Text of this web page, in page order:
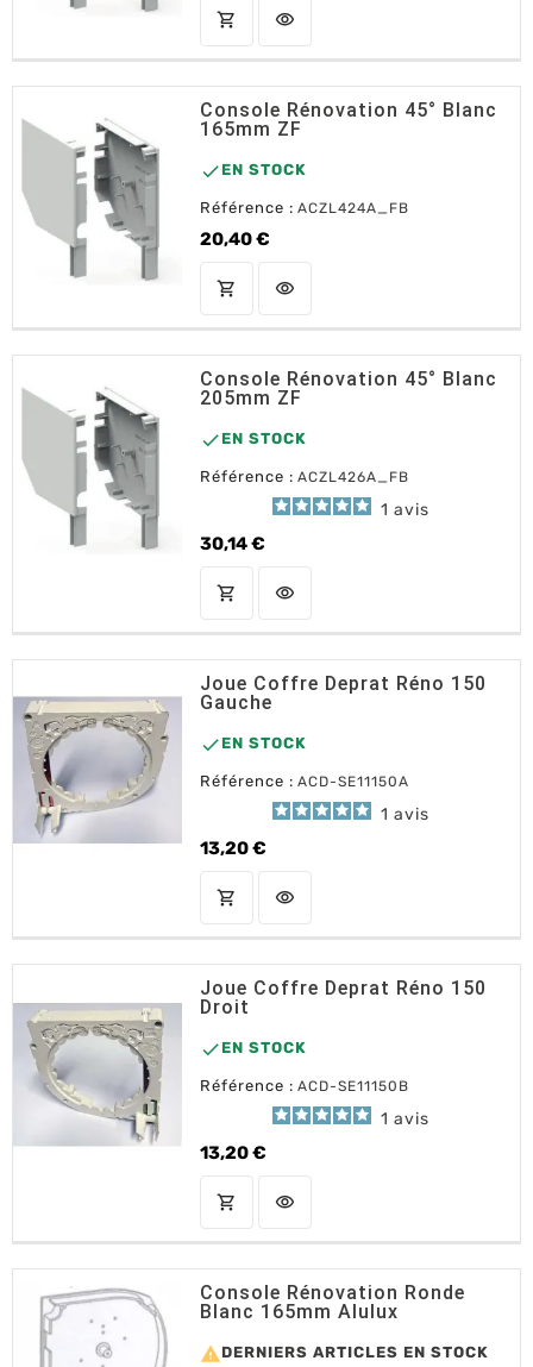
shopping_cart AJOUTER AU PANIER
visibility
Console Rénovation 45° Blanc
165mm ZF
 EN STOCK
Référence : ACZL424A_FB
20,40 €
Prix
shopping_cart AJOUTER AU PANIER
visibility
Console Rénovation 45° Blanc
205mm ZF
 EN STOCK
Référence : ACZL426A_FB
1 avis
30,14 €
Prix
shopping_cart AJOUTER AU PANIER
visibility
Joue Coffre Deprat Réno 150
Gauche
 EN STOCK
Référence : ACD-SE11150A
1 avis
13,20 €
Prix
shopping_cart AJOUTER AU PANIER
visibility
Joue Coffre Deprat Réno 150
Droit
 EN STOCK
Référence : ACD-SE11150B
1 avis
13,20 €
Prix
shopping_cart AJOUTER AU PANIER
visibility
Console Rénovation Ronde
Blanc 165mm Alulux
 DERNIERS ARTICLES EN STOCK